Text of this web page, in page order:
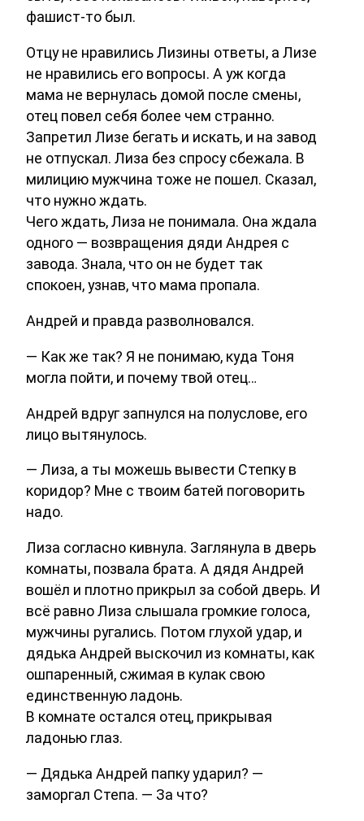
фашист-то был.
Отцу не нравились Лизины ответы, а Лизе
не нравились его вопросы. А уж когда
мама не вернулась домой после смены,
отец повел себя более чем странно.
Запретил Лизе бегать и искать, и на завод
не отпускал. Лиза без спросу сбежала. В
милицию мужчина тоже не пошел. Сказал,
что нужно ждать.
Чего ждать, Лиза не понимала. Она ждала
одного — возвращения дяди Андрея с
завода. Знала, что он не будет так
спокоен, узнав, что мама пропала.
Андрей и правда разволновался.
— Как же так? Я не понимаю, куда Тоня
могла пойти, и почему твой отец…
Андрей вдруг запнулся на полуслове, его
лицо вытянулось.
— Лиза, а ты можешь вывести Степку в
коридор? Мне с твоим батей поговорить
надо.
Лиза согласно кивнула. Заглянула в дверь
комнаты, позвала брата. А дядя Андрей
вошёл и плотно прикрыл за собой дверь. И
всё равно Лиза слышала громкие голоса,
мужчины ругались. Потом глухой удар, и
дядька Андрей выскочил из комнаты, как
ошпаренный, сжимая в кулак свою
единственную ладонь.
В комнате остался отец, прикрывая
ладонью глаз.
— Дядька Андрей папку ударил? —
заморгал Степа. — За что?